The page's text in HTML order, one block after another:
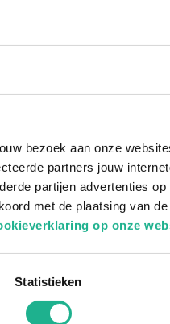
bezoek aan onze
partners jouw
partijen advertenties
met de plaatsing van
op onze
Statistieken
kamerplant
Audrey
grote, ovale bladeren
geeft. De Ficus
Deze plant is ideaal